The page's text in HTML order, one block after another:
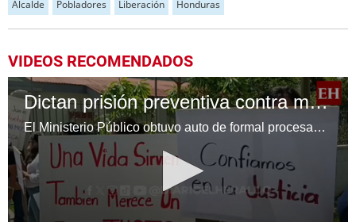
Alcalde Pobladores Liberación Honduras
VIDEOS RECOMENDADOS
Dictan prisión preventiva contra maestro y regidor de Danlí acusado de violación agravada
El Ministerio Público obtuvo auto de formal procesamiento y prisión preventiva contra un maestro y regidor de Danlí, señalado por el delito de violación agravada en perjuicio de una menor. El caso continuará en la siguiente fase judicial.